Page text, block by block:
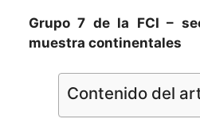
Grupo 7 de la FCI –
muestra continentales
Contenido del